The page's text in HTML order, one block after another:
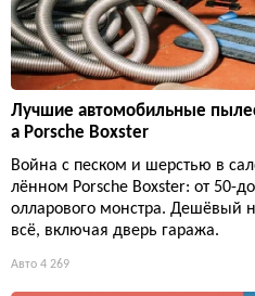
Лучшие автомобильные
а Porsche Boxster
Война с песком и шерстью в
лённом Porsche Boxster: от 50-
олларового монстра. Дешёвый
всё, включая дверь гаража.
Авто 4 269